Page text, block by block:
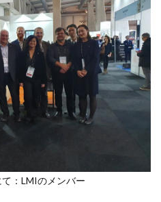
：LMIのメンバー